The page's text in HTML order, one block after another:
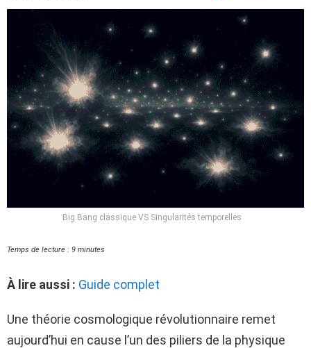
Big Bang classique VS Singularités temporelles
Temps de lecture : 9 minutes
À lire aussi : Guide complet
Une théorie cosmologique révolutionnaire remet
aujourd’hui en cause l’un des piliers de la physique